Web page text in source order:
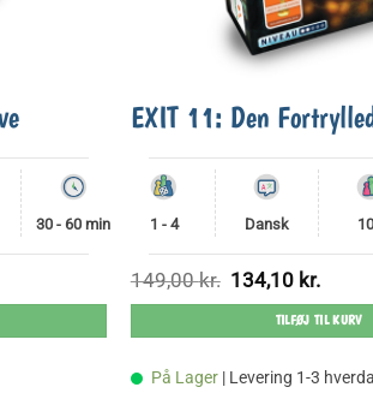
30 - 60 min
EXIT 11: Den
1 - 4 Dansk
149,00kr. Den
oprindelige
pris
149,00 kr..
134,10 kr.
aktuelle
pris
er:
134,10
TILFØJ TIL KURV
På Lager | Levering 1-3